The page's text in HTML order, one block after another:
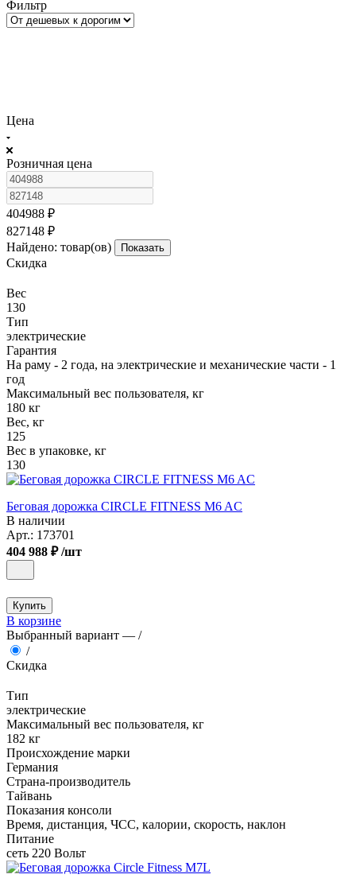
Фильтр
Цена
Розничная цена
404988 ₽
827148 ₽
Найдено: товар(ов) Показать
Скидка
Вес
130
Тип
электрические
Гарантия
На раму - 2 года, на электрические и механические части - 1
год
Максимальный вес пользователя, кг
180 кг
Вес, кг
125
Вес в упаковке, кг
130
Беговая дорожка CIRCLE FITNESS M6 AC
В наличии
Арт.: 173701
404 988 ₽/шт
Купить
В корзине
Выбранный вариант — /
/
Скидка
Тип
электрические
Максимальный вес пользователя, кг
182 кг
Происхождение марки
Германия
Страна-производитель
Тайвань
Показания консоли
Время, дистанция, ЧСС, калории, скорость, наклон
Питание
сеть 220 Вольт